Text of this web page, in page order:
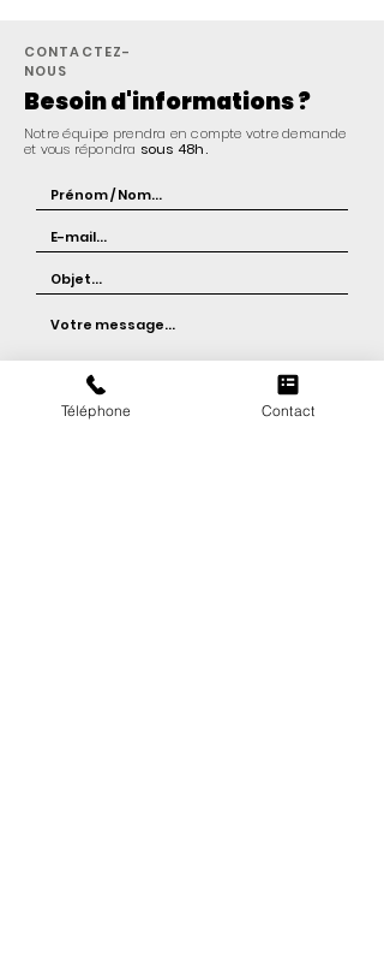
CONTACTEZ-
NOUS
Besoin d'informations ?
Notre équipe prendra en compte votre demande
et vous répondra sous 48h.
Téléphone Contact